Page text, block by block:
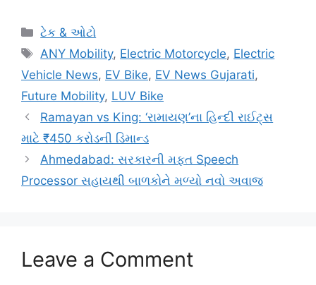
Categories
ટેક & ઓટો
Tags
ANY Mobility, Electric Motorcycle, Electric
Vehicle News, EV Bike, EV News Gujarati,
Future Mobility, LUV Bike
Ramayan vs King: ‘રામાયણ’ના હિન્દી રાઈટ્સ
માટે ₹450 કરોડની ડિમાન્ડ
Ahmedabad: સરકારની મફત Speech
Processor સહાયથી બાળકોને મળ્યો નવો અવાજ
Leave a Comment